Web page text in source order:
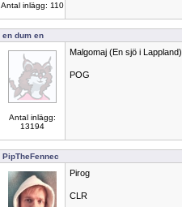
Antal inlägg: 110
en dum en
Antal inlägg:
13194
Malgomaj (En sjö i Lappland)
POG
PipTheFennec
Pirog
CLR